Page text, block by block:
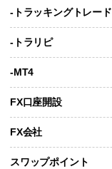
-トラッキングトレード
-トラリピ
-MT4
FX口座開設
FX会社
スワップポイント